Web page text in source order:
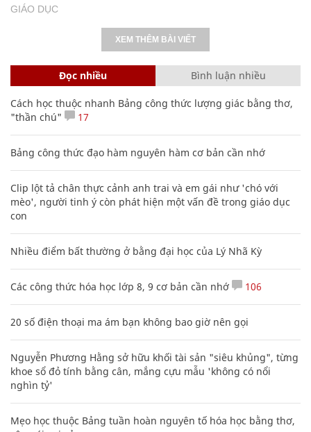
GIÁO DỤC
XEM THÊM BÀI VIẾT
Đọc nhiều Bình luận nhiều
Cách học thuộc nhanh Bảng công thức lượng giác bằng thơ,
"thần chú"
17
Bảng công thức đạo hàm nguyên hàm cơ bản cần nhớ
Clip lột tả chân thực cảnh anh trai và em gái như 'chó với
mèo', người tinh ý còn phát hiện một vấn đề trong giáo dục
con
Nhiều điểm bất thường ở bằng đại học của Lý Nhã Kỳ
Các công thức hóa học lớp 8, 9 cơ bản cần nhớ 106
20 số điện thoại ma ám bạn không bao giờ nên gọi
Nguyễn Phương Hằng sở hữu khối tài sản "siêu khủng", từng
khoe sổ đỏ tính bằng cân, mắng cựu mẫu 'không có nổi
nghìn tỷ'
Mẹo học thuộc Bảng tuần hoàn nguyên tố hóa học bằng thơ,